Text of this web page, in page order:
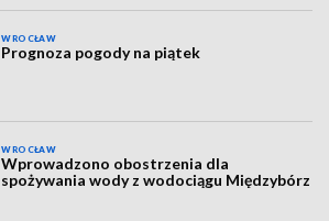
WROCŁAW
Prognoza pogody na piątek
WROCŁAW
Wprowadzono obostrzenia dla
spożywania wody z wodociągu Międzybórz